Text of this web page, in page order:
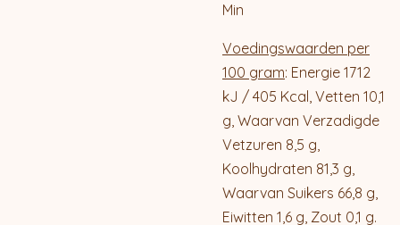
Min
Voedingswaarden per
100 gram: Energie 1712
kJ / 405 Kcal, Vetten 10,1
g, Waarvan Verzadigde
Vetzuren 8,5 g,
Koolhydraten 81,3 g,
Waarvan Suikers 66,8 g,
Eiwitten 1,6 g, Zout 0,1 g.